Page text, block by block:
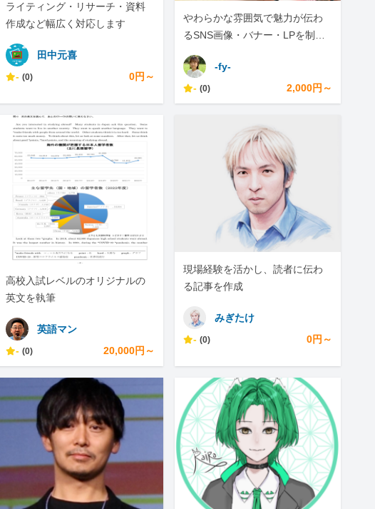
ライティング・リサーチ・資料
作成など幅広く対応します
田中元喜
- (0) 0円～
やわらかな雰囲気で魅力が伝わ
るSNS画像・バナー・LPを制作
-fy-
- (0) 2,000円～
高校入試レベルのオリジナルの
英文を執筆
英語マン
- (0) 20,000円～
現場経験を活かし、読者に伝わ
る記事を作成
みぎたけ
- (0) 0円～